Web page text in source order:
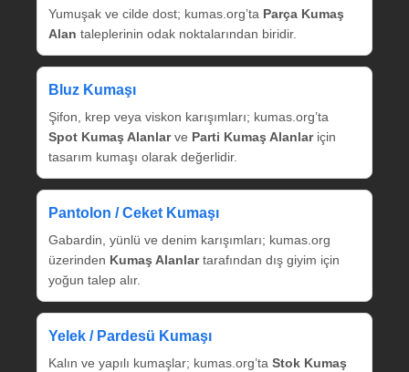
Yumuşak ve cilde dost; kumas.org’ta Parça Kumaş
Alan taleplerinin odak noktalarından biridir.
Bluz Kumaşı
Şifon, krep veya viskon karışımları; kumas.org’ta
Spot Kumaş Alanlarve Parti Kumaş Alanlariçin
tasarım kumaşı olarak değerlidir.
Pantolon / Ceket Kumaşı
Gabardin, yünlü ve denim karışımları; kumas.org
üzerinden Kumaş Alanlartarafından dış giyim için
yoğun talep alır.
Yelek / Pardesü Kumaşı
Kalın ve yapılı kumaşlar; kumas.org’ta Stok Kumaş